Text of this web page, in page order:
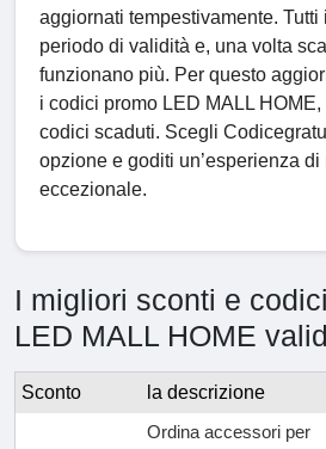
aggiornati tempestivamente.
periodo di validità e, una volta
funzionano più. Per questo
i codici promo LED MALL
codici scaduti. Scegli
opzione e goditi un’esperienza di
eccezionale.
I migliori sconti e
LED MALL HOME
Sconto la descrizione
Ordina accessori per